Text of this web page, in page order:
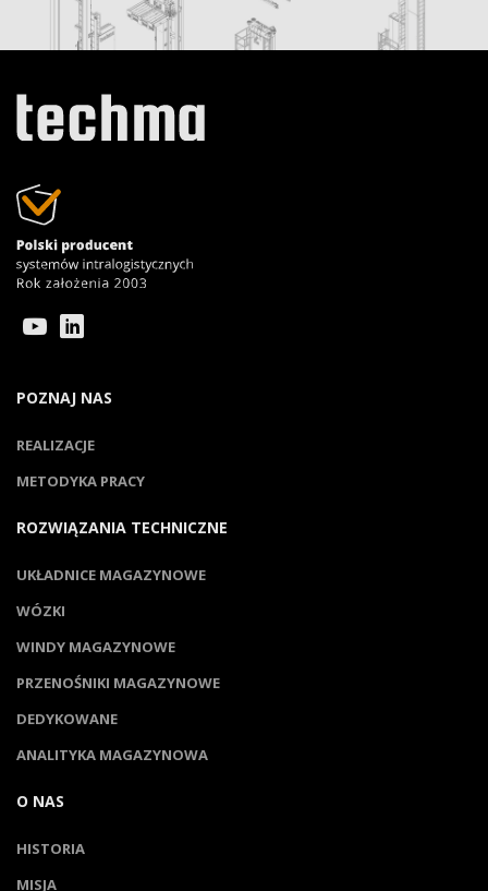
POZNAJ NAS
REALIZACJE
METODYKA PRACY
ROZWIĄZANIA TECHNICZNE
UKŁADNICE MAGAZYNOWE
WÓZKI
WINDY MAGAZYNOWE
PRZENOŚNIKI MAGAZYNOWE
DEDYKOWANE
ANALITYKA MAGAZYNOWA
O NAS
HISTORIA
MISJA